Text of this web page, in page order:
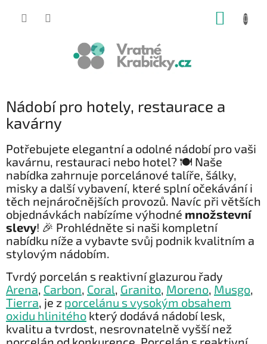
Nádobí pro hotely, restaurace a
kavárny
Potřebujete elegantní a odolné nádobí pro vaši
kavárnu, restauraci nebo hotel? 🍽 Naše
nabídka zahrnuje porcelánové talíře, šálky,
misky a další vybavení, které splní očekávání i
těch nejnáročnějších provozů. Navíc při větších
objednávkách nabízíme výhodné množstevní
slevy! 🎉 Prohlédněte si naši kompletní
nabídku níže a vybavte svůj podnik kvalitním a
stylovým nádobím.
Tvrdý porcelán s reaktivní glazurou řady
Arena, Carbon, Coral, Granito, Moreno, Musgo,
Tierra, je z porcelánu s vysokým obsahem
oxidu hlinitého který dodává nádobí lesk,
kvalitu a tvrdost, nesrovnatelně vyšší než